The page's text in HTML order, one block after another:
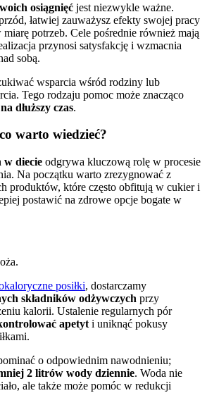
osiągnięć jest niezwykle ważne.
łatwiej zauważysz efekty swojej pracy
miarę potrzeb. Cele pośrednie również mają
przynosi satysfakcję i wzmacnia
sobą.
wsparcia wśród rodziny lub
Tego rodzaju pomoc może znacząco
dłuższy czas.
warto wiedzieć?
w diecie odgrywa kluczową rolę w procesie
Na początku warto zrezygnować z
produktów, które często obfitują w cukier i
postawić na zdrowe opcje bogate w
posiłki, dostarczamy
składników odżywczych przy
kalorii. Ustalenie regularnych pór
apetyt i uniknąć pokusy
o odpowiednim nawodnieniu;
2 litrów wody dziennie. Woda nie
ale także może pomóc w redukcji